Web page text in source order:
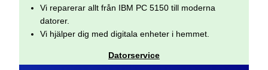
Vi reparerar allt från IBM PC 5150 till moderna
datorer.
Vi hjälper dig med digitala enheter i hemmet.
Datorservice